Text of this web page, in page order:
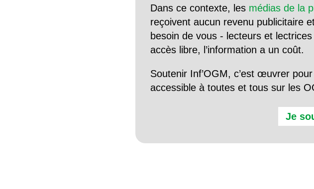
Dans ce contexte, les médias de la
reçoivent aucun revenu publicitaire
besoin de vous - lecteurs et
accès libre, l’information a un coût.
Soutenir Inf’OGM, c’est œuvrer
accessible à toutes et tous sur les
Je